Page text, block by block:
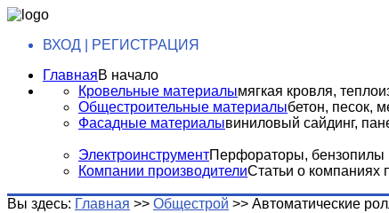
ВХОД | РЕГИСТРАЦИЯ
ГлавнаяВ начало
Кровельные материалымягкая кровля,
Общестроительные материалыбетон, песок,
Фасадные материалывиниловый сайдинг,
ЭлектроинструментПерфораторы, бензопилы
Компании производителиСтатьи о компаниях
Вы здесь: Главная >> Общестрой >> Автоматические